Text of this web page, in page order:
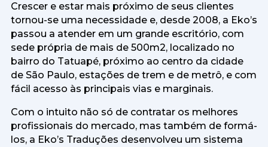
Crescer e estar mais próximo de seus clientes
tornou-se uma necessidade e, desde 2008, a Eko’s
passou a atender em um grande escritório, com
sede própria de mais de 500m2, localizado no
bairro do Tatuapé, próximo ao centro da cidade
de São Paulo, estações de trem e de metrô, e com
fácil acesso às principais vias e marginais.
Com o intuito não só de contratar os melhores
profissionais do mercado, mas também de formá-
los, a Eko’s Traduções desenvolveu um sistema